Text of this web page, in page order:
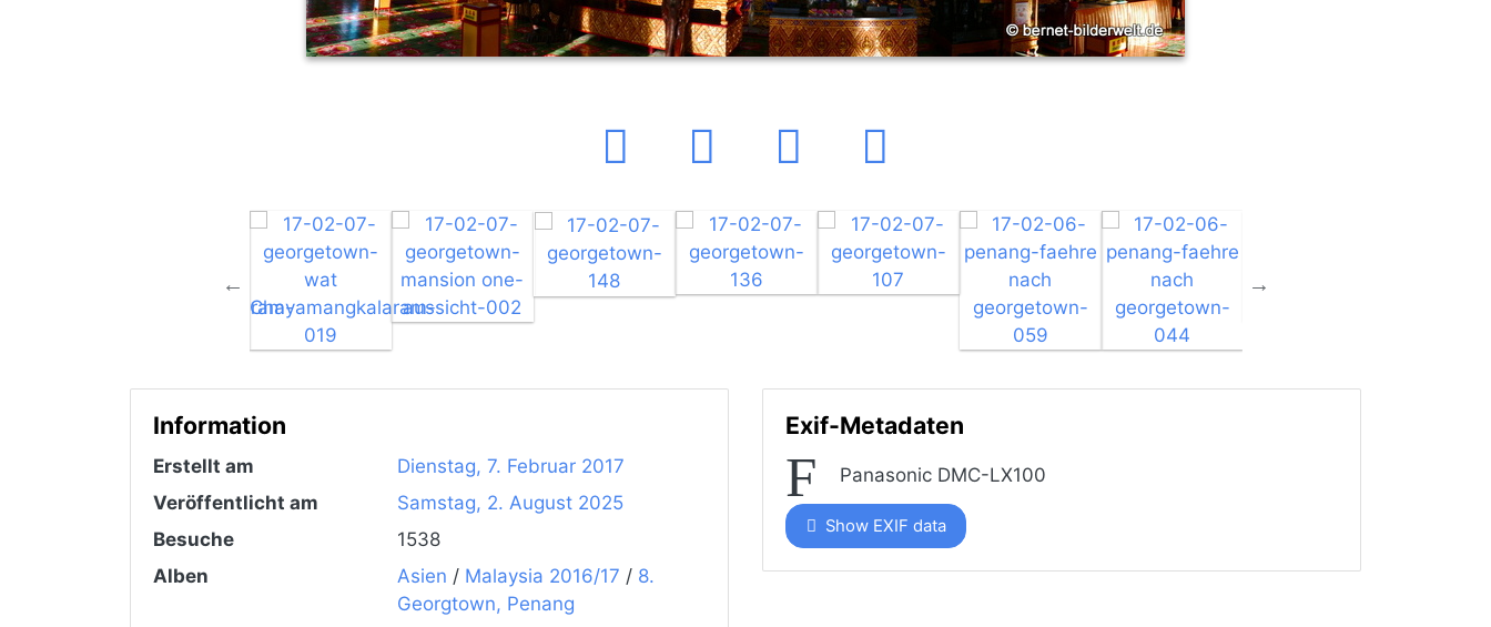
Information
Erstellt am
Dienstag, 7. Februar 2017
Veröffentlicht am
Samstag, 2. August 2025
Besuche
1538
Alben
Asien / Malaysia 2016/17 / 8.
Georgtown, Penang
Exif-Metadaten
Panasonic DMC-LX100
Show EXIF data